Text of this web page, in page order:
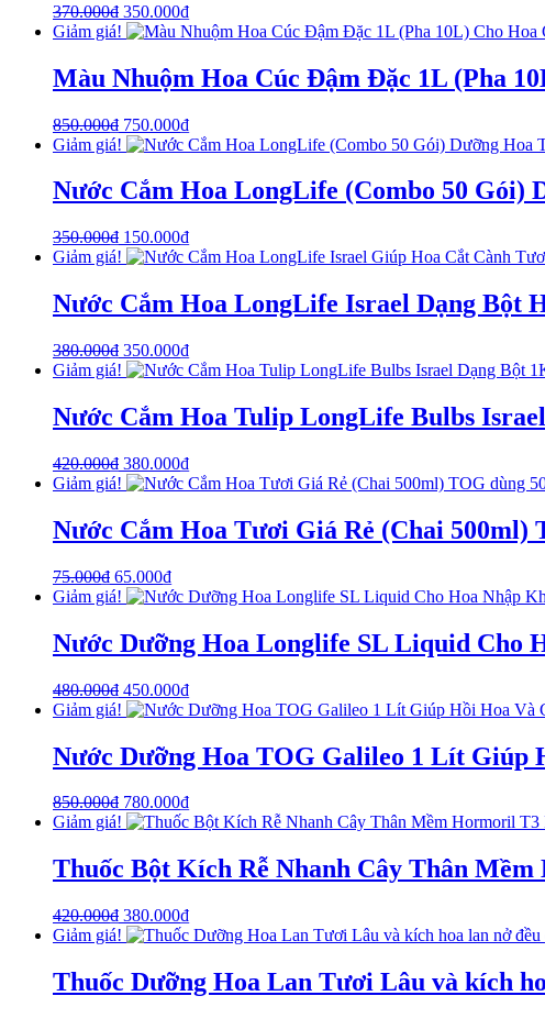
370.000₫ 350.000₫
Giảm giá!
Màu Nhuộm Hoa Cúc Đậm Đặc 1L (Pha
850.000₫ 750.000₫
Giảm giá!
Nước Cắm Hoa LongLife (Combo 50 Gói)
350.000₫ 150.000₫
Giảm giá!
Nước Cắm Hoa LongLife Israel Dạng Bột
380.000₫ 350.000₫
Giảm giá!
Nước Cắm Hoa Tulip LongLife Bulbs
420.000₫ 380.000₫
Giảm giá!
Nước Cắm Hoa Tươi Giá Rẻ (Chai 500ml)
75.000₫ 65.000₫
Giảm giá!
Nước Dưỡng Hoa Longlife SL Liquid Cho
480.000₫ 450.000₫
Giảm giá!
Nước Dưỡng Hoa TOG Galileo 1 Lít Giúp
850.000₫ 780.000₫
Giảm giá!
Thuốc Bột Kích Rễ Nhanh Cây Thân
420.000₫ 380.000₫
Giảm giá!
Thuốc Dưỡng Hoa Lan Tươi Lâu và kích